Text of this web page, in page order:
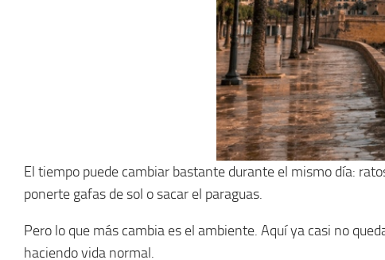
El tiempo puede cambiar bastante durante el mismo día:
ponerte gafas de sol o sacar el paraguas.
Pero lo que más cambia es el ambiente. Aquí ya casi no
haciendo vida normal.